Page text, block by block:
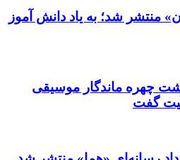
منتشر شد؛ به یاد دانش آموز
چهره ماندگار موسیقی
گفت